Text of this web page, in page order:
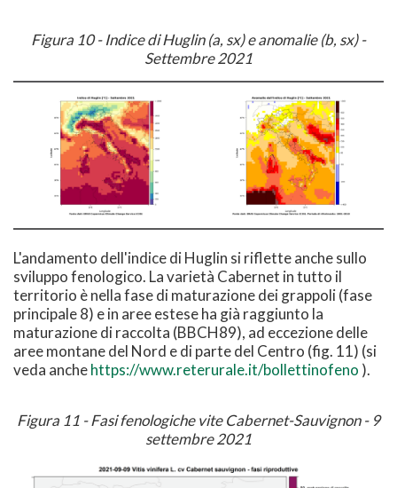
Figura 10 - Indice di Huglin (a, sx) e anomalie (b, sx) -
Settembre 2021
L'andamento dell'indice di Huglin si riflette anche sullo
sviluppo fenologico. La varietà Cabernet in tutto il
territorio è nella fase di maturazione dei grappoli (fase
principale 8) e in aree estese ha già raggiunto la
maturazione di raccolta (BBCH89), ad eccezione delle
aree montane del Nord e di parte del Centro (fig. 11) (si
veda anchehttps://www.reterurale.it/bollettinofeno ).
Figura 11 - Fasi fenologiche vite Cabernet-Sauvignon - 9
settembre 2021